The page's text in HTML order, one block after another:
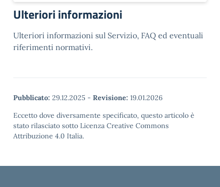
Ulteriori informazioni
Ulteriori informazioni sul Servizio, FAQ ed eventuali
riferimenti normativi.
Pubblicato: 29.12.2025 - Revisione: 19.01.2026
Eccetto dove diversamente specificato, questo articolo è
stato rilasciato sotto Licenza Creative Commons
Attribuzione 4.0 Italia.